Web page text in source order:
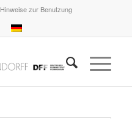
Hinweise zur Benutzung